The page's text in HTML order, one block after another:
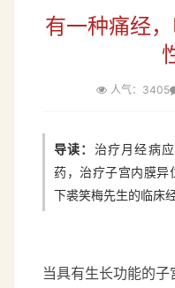
有一种痛经
人气：3405
导读： 治疗月经病
药，治疗子宫内膜异
下裘笑梅先生的临床
当具有生长功能的